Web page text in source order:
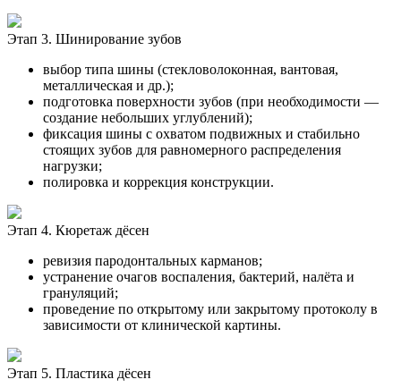
Этап 3. Шинирование зубов
выбор типа шины (стекловолоконная, вантовая,
металлическая и др.);
подготовка поверхности зубов (при необходимости —
создание небольших углублений);
фиксация шины с охватом подвижных и стабильно
стоящих зубов для равномерного распределения
нагрузки;
полировка и коррекция конструкции.
Этап 4. Кюретаж дёсен
ревизия пародонтальных карманов;
устранение очагов воспаления, бактерий, налёта и
грануляций;
проведение по открытому или закрытому протоколу в
зависимости от клинической картины.
Этап 5. Пластика дёсен